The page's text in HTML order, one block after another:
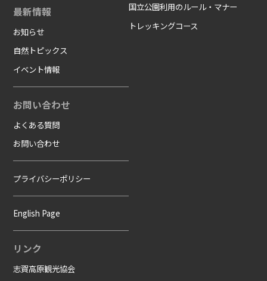
最新情報
お知らせ
自然トピックス
イベント情報
国立公園利用のルール・マナー
トレッキングコース
お問い合わせ
よくある質問
お問い合わせ
プライバシーポリシー
English Page
リンク
志賀高原観光協会